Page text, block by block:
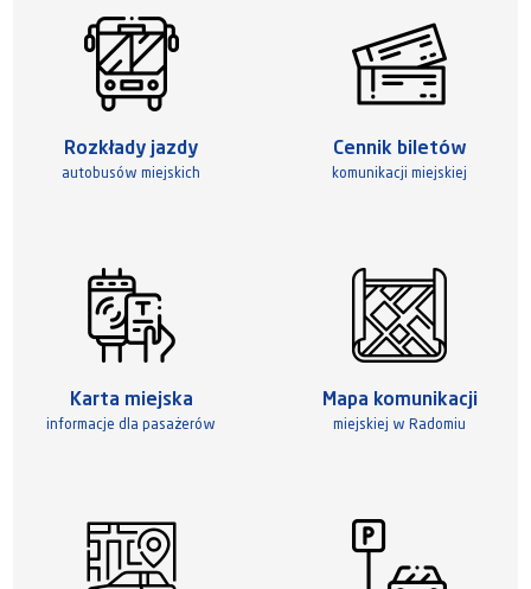
Rozkłady jazdy
autobusów miejskich
Cennik biletów
komunikacji miejskiej
Karta miejska
informacje dla pasażerów
Mapa komunikacji
miejskiej w Radomiu